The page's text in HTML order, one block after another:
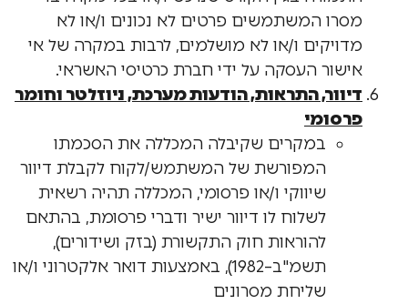
מסרו המשתמשים פרטים לא נכונים ו/או לא
מדויקים ו/או לא מושלמים, לרבות במקרה של אי
אישור העסקה על ידי חברת כרטיסי האשראי.
דיוור, התראות, הודעות מערכת, ניוזלטר וחומר
פרסומי
במקרים שקיבלה המכללה את הסכמתו
המפורשת של המשתמש/לקוח לקבלת דיוור
שיווקי ו/או פרסומי, המכללה תהיה רשאית
לשלוח לו דיוור ישיר ודברי פרסומת, בהתאם
להוראות חוק התקשורת (בזק ושידורים),
תשמ"ב–1982), באמצעות דואר אלקטרוני ו/או
שליחת מסרונים